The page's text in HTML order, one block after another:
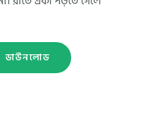
ডাউনলোড